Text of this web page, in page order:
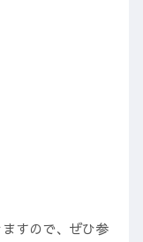
すので、ぜひ参